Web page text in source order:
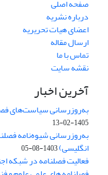
صفحه اصلی
درباره نشریه
اعضای هیات تحریریه
ارسال مقاله
تماس با ما
نقشه سایت
آخرین اخبار
به‌روزرسانی سیاست‌های
1405-02-13
به‌روزرسانی شیوه‌نامه
انگلیسی)1403-08-05
فعالیت فصلنامه در شبکه